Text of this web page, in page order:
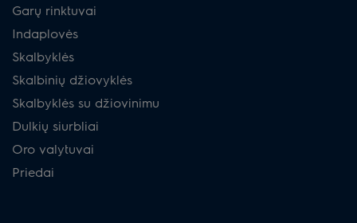
Garų rinktuvai
Indaplovės
Skalbyklės
Skalbinių džiovyklės
Skalbyklės su džiovinimu
Dulkių siurbliai
Oro valytuvai
Priedai